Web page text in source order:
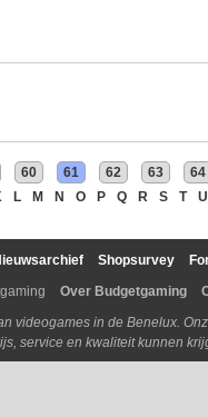
60 61 62 63
64
L M N O P Q R S T U
Shopsurvey
Over Budgetgaming
videogames in de Benelux.
service en kwaliteit kunnen